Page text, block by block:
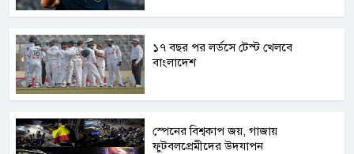
১৭ বছর পর লর্ডসে টেস্ট খেলবে
বাংলাদেশ
স্পেনের বিশ্বকাপ জয়, গাজায়
ফুটবলপ্রেমীদের উদযাপন